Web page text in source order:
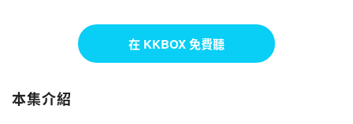
在 KKBOX 免費聽
本集介紹